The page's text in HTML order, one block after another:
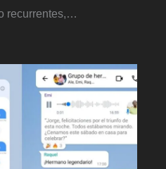
recurrentes,…